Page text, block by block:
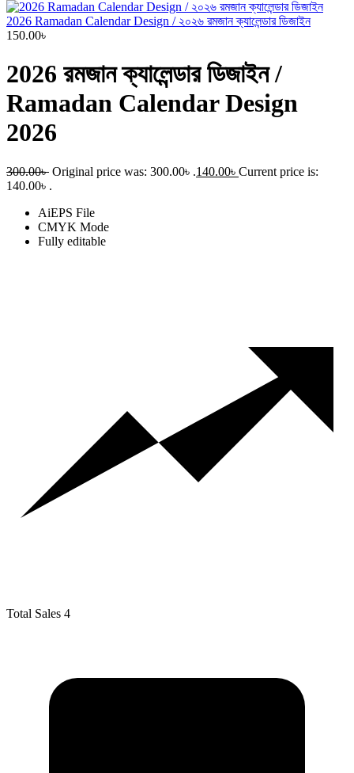
2026 Ramadan Calendar Design / ২০২৬ রমজান ক্যালেন্ডার ডিজাইন
150.00৳
2026 রমজান ক্যালেন্ডার ডিজাইন /
Ramadan Calendar Design
2026
300.00৳ Original price was: 300.00৳ .140.00৳ Current price is:
140.00৳ .
AiEPS File
CMYK Mode
Fully editable
Total Sales 4